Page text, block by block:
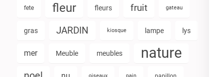
fete fleur fleurs fruit gateau
gras JARDIN kiosque lampe lys
mer Meuble meubles nature
oiseaux pain